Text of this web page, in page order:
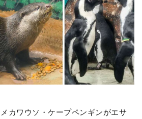
カワウソ・ケープペンギンがエサ